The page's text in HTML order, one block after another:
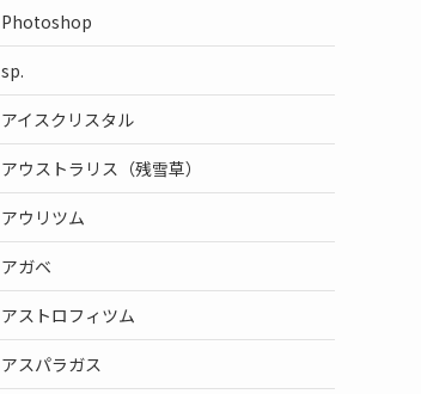
Photoshop
sp.
アイスクリスタル
アウストラリス（残雪草）
アウリツム
アガベ
アストロフィツム
アスパラガス